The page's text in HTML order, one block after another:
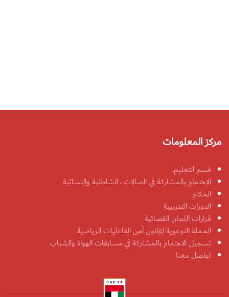
مركز المعلومات
قسم التعليم.
الاهتمام بالمشاركة في الصالات ، الشاطئية والنسائية
الحكام
الدورات التدريبية
قرارات اللجان القضائية
الحملة التوعوية لقانون أمن الفاعليات الرياضية
تسجيل الاهتمام بالمشاركة في مسابقات الهواة والشباب
تواصل معنا